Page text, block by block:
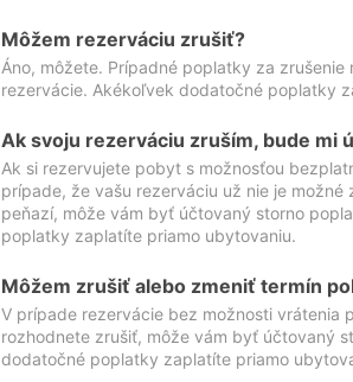
Môžem rezerváciu zrušiť?
Áno, môžete. Prípadné poplatky za
rezervácie. Akékoľvek dodatočné poplatky
Ak svoju rezerváciu zruším, bude mi
Ak si rezervujete pobyt s možnosťou
prípade, že vašu rezerváciu už nie je
peňazí, môže vám byť účtovaný storno
poplatky zaplatíte priamo ubytovaniu.
Môžem zrušiť alebo zmeniť termín
V prípade rezervácie bez možnosti vrátenia
rozhodnete zrušiť, môže vám byť účtovaný
dodatočné poplatky zaplatíte priamo